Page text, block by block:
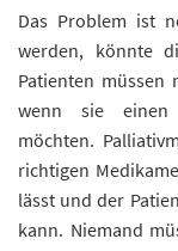
Das Problem ist
werden, könnte
Patienten müssen
wenn sie einen
möchten.
richtigen
lässt und der
kann. Niemand